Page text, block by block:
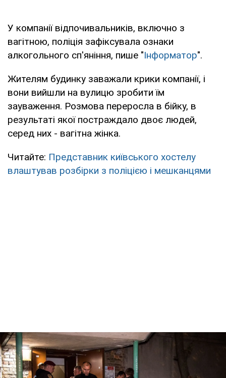
У компанії відпочивальників, включно з
вагітною, поліція зафіксувала ознаки
алкогольного сп'яніння, пише "Інформатор".
Жителям будинку заважали крики компанії, і
вони вийшли на вулицю зробити їм
зауваження. Розмова переросла в бійку, в
результаті якої постраждало двоє людей,
серед них - вагітна жінка.
Читайте: Представник київського хостелу
влаштував розбірки з поліцією і мешканцями